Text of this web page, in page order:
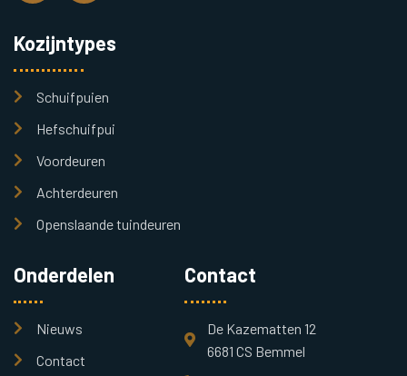
Kozijntypes
Schuifpuien
Hefschuifpui
Voordeuren
Achterdeuren
Openslaande tuindeuren
Onderdelen
Nieuws
Contact
Contact
De Kazematten 12
6681 CS Bemmel